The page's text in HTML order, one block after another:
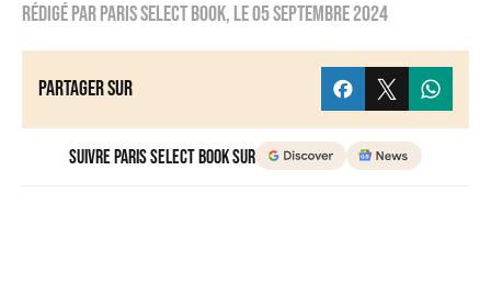
Rédigé parParis Select Book, le05 septembre 2024
Partager sur
Suivre Paris Select Book sur